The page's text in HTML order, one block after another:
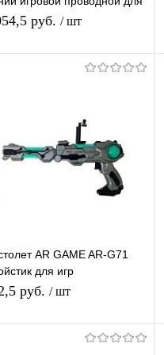
PS4, шнур USB 1,5м,
руб. / шт
сравнению
В избранное В наличии
AR GAME AR-G71
для игр
со
руб. / шт